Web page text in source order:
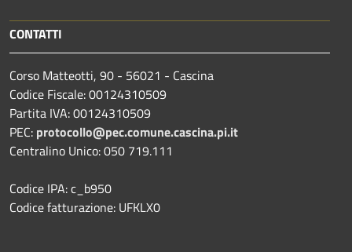
CONTATTI
Corso Matteotti, 90 - 56021 - Cascina
Codice Fiscale: 00124310509
Partita IVA: 00124310509
PEC: protocollo@pec.comune.cascina.pi.it
Centralino Unico: 050 719.111
Codice IPA: c_b950
Codice fatturazione: UFKLX0